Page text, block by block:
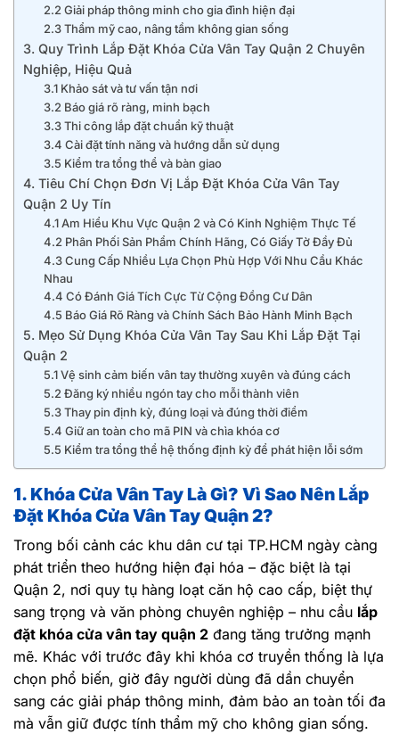
2.2 Giải pháp thông minh cho gia đình hiện đại
2.3 Thẩm mỹ cao, nâng tầm không gian sống
3. Quy Trình Lắp Đặt Khóa Cửa Vân Tay Quận 2 Chuyên
Nghiệp, Hiệu Quả
3.1 Khảo sát và tư vấn tận nơi
3.2 Báo giá rõ ràng, minh bạch
3.3 Thi công lắp đặt chuẩn kỹ thuật
3.4 Cài đặt tính năng và hướng dẫn sử dụng
3.5 Kiểm tra tổng thể và bàn giao
4. Tiêu Chí Chọn Đơn Vị Lắp Đặt Khóa Cửa Vân Tay
Quận 2 Uy Tín
4.1 Am Hiểu Khu Vực Quận 2 và Có Kinh Nghiệm Thực Tế
4.2 Phân Phối Sản Phẩm Chính Hãng, Có Giấy Tờ Đầy Đủ
4.3 Cung Cấp Nhiều Lựa Chọn Phù Hợp Với Nhu Cầu Khác
Nhau
4.4 Có Đánh Giá Tích Cực Từ Cộng Đồng Cư Dân
4.5 Báo Giá Rõ Ràng và Chính Sách Bảo Hành Minh Bạch
5. Mẹo Sử Dụng Khóa Cửa Vân Tay Sau Khi Lắp Đặt Tại
Quận 2
5.1 Vệ sinh cảm biến vân tay thường xuyên và đúng cách
5.2 Đăng ký nhiều ngón tay cho mỗi thành viên
5.3 Thay pin định kỳ, đúng loại và đúng thời điểm
5.4 Giữ an toàn cho mã PIN và chìa khóa cơ
5.5 Kiểm tra tổng thể hệ thống định kỳ để phát hiện lỗi sớm
1. Khóa Cửa Vân Tay Là Gì? Vì Sao Nên Lắp
Đặt Khóa Cửa Vân Tay Quận 2?
Trong bối cảnh các khu dân cư tại TP.HCM ngày càng
phát triển theo hướng hiện đại hóa – đặc biệt là tại
Quận 2, nơi quy tụ hàng loạt căn hộ cao cấp, biệt thự
sang trọng và văn phòng chuyên nghiệp – nhu cầu lắp
đặt khóa cửa vân tay quận 2 đang tăng trưởng mạnh
mẽ. Khác với trước đây khi khóa cơ truyền thống là lựa
chọn phổ biến, giờ đây người dùng đã dần chuyển
sang các giải pháp thông minh, đảm bảo an toàn tối đa
mà vẫn giữ được tính thẩm mỹ cho không gian sống.